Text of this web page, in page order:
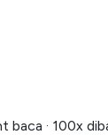
baca · 100x